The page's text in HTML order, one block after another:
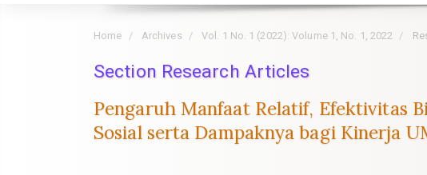
Home Archives Vol. 1 No. 1 (2022): Volume 1, No. 1, 2022
Section Research Articles
Pengaruh Manfaat Relatif, Efektivitas
Sosial serta Dampaknya bagi Kinerja